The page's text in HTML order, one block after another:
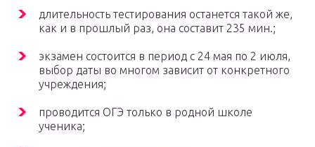
длительность тестирования останется такой же,
как и в прошлый раз, она составит 235 мин.;
экзамен состоится в период с 24 мая по 2 июля,
выбор даты во многом зависит от конкретного
учреждения;
проводится ОГЭ только в родной школе
ученика;